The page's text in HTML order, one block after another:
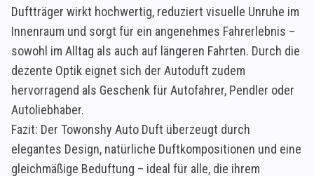
Duftträger wirkt hochwertig, reduziert visuelle Unruhe im
Innenraum und sorgt für ein angenehmes Fahrerlebnis –
sowohl im Alltag als auch auf längeren Fahrten. Durch die
dezente Optik eignet sich der Autoduft zudem
hervorragend als Geschenk für Autofahrer, Pendler oder
Autoliebhaber.
Fazit: Der Towonshy Auto Duft überzeugt durch
elegantes Design, natürliche Duftkompositionen und eine
gleichmäßige Beduftung – ideal für alle, die ihrem